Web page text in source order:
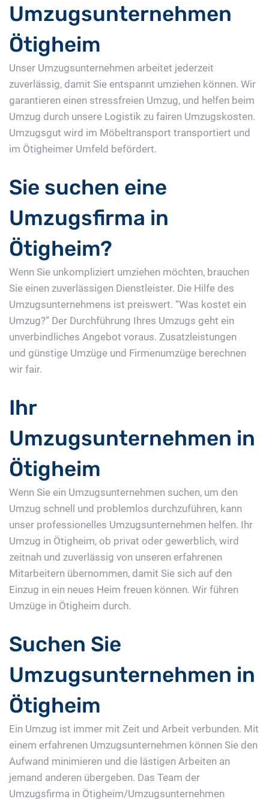
Umzugsunternehmen
Ötigheim
Unser Umzugsunternehmen arbeitet jederzeit
zuverlässig, damit Sie entspannt umziehen können. Wir
garantieren einen stressfreien Umzug, und helfen beim
Umzug durch unsere Logistik zu fairen Umzugskosten.
Umzugsgut wird im Möbeltransport transportiert und
im Ötigheimer Umfeld befördert.
Sie suchen eine
Umzugsfirma in
Ötigheim?
Wenn Sie unkompliziert umziehen möchten, brauchen
Sie einen zuverlässigen Dienstleister. Die Hilfe des
Umzugsunternehmens ist preiswert. “Was kostet ein
Umzug?” Der Durchführung Ihres Umzugs geht ein
unverbindliches Angebot voraus. Zusatzleistungen
und günstige Umzüge und Firmenumzüge berechnen
wir fair.
Ihr
Umzugsunternehmen in
Ötigheim
Wenn Sie ein Umzugsunternehmen suchen, um den
Umzug schnell und problemlos durchzuführen, kann
unser professionelles Umzugsunternehmen helfen. Ihr
Umzug in Ötigheim, ob privat oder gewerblich, wird
zeitnah und zuverlässig von unseren erfahrenen
Mitarbeitern übernommen, damit Sie sich auf den
Einzug in ein neues Heim freuen können. Wir führen
Umzüge in Ötigheim durch.
Suchen Sie
Umzugsunternehmen in
Ötigheim
Ein Umzug ist immer mit Zeit und Arbeit verbunden. Mit
einem erfahrenen Umzugsunternehmen können Sie den
Aufwand minimieren und die lästigen Arbeiten an
jemand anderen übergeben. Das Team der
Umzugsfirma in Ötigheim/Umzugsunternehmen